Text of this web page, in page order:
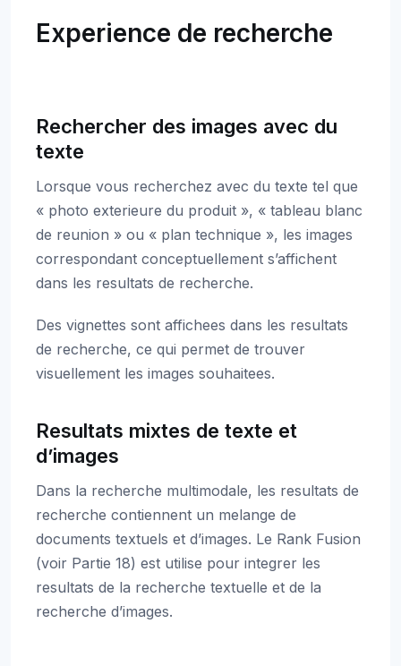
Experience de recherche
Rechercher des images avec du
texte
Lorsque vous recherchez avec du texte tel que
« photo exterieure du produit », « tableau blanc
de reunion » ou « plan technique », les images
correspondant conceptuellement s’affichent
dans les resultats de recherche.
Des vignettes sont affichees dans les resultats
de recherche, ce qui permet de trouver
visuellement les images souhaitees.
Resultats mixtes de texte et
d’images
Dans la recherche multimodale, les resultats de
recherche contiennent un melange de
documents textuels et d’images. Le Rank Fusion
(voir Partie 18) est utilise pour integrer les
resultats de la recherche textuelle et de la
recherche d’images.